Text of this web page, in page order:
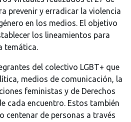
prevenir y erradicar la violencia
en los medios. El objetivo
los lineamientos para
temática.
del colectivo LGBT+ que
medios de comunicación, la
feministas y de Derechos
cada encuentro. Estos también
centenar de personas a través